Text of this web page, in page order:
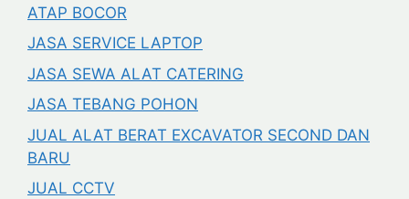
ATAP BOCOR
JASA SERVICE LAPTOP
JASA SEWA ALAT CATERING
JASA TEBANG POHON
JUAL ALAT BERAT EXCAVATOR SECOND DAN
BARU
JUAL CCTV